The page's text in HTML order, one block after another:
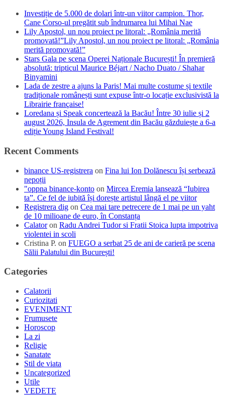
Investiție de 5.000 de dolari într-un viitor campion. Thor,
Cane Corso-ul pregătit sub îndrumarea lui Mihai Nae
Lily Apostol, un nou proiect pe litoral: „România merită
promovată!”Lily Apostol, un nou proiect pe litoral: „România
merită promovată!”
Stars Gala pe scena Operei Naționale București! În premieră
absolută: tripticul Maurice Béjart / Nacho Duato / Shahar
Binyamini
Lada de zestre a ajuns la Paris! Mai multe costume și textile
tradiționale românești sunt expuse într-o locație exclusivistă la
Librairie française!
Loredana și Speak concertează la Bacău! Între 30 iulie și 2
august 2026, Insula de Agrement din Bacău găzduiește a 6-a
ediție Young Island Festival!
Recent Comments
binance US-registrera on Fina lui Ion Dolănescu își serbează
nepoții
"oppna binance-konto on Mircea Eremia lansează “Iubirea
ta”. Ce fel de iubită își dorește artistul lângă el pe viitor
Registrera dig on Cea mai tare petrecere de 1 mai pe un yaht
de 10 milioane de euro, în Constanța
Calatoron Radu Andrei Tudor si Fratii Stoica lupta impotriva
violentei in scoli
Cristina P. on FUEGO a serbat 25 de ani de carieră pe scena
Sălii Palatului din București!
Categories
Calatorii
Curiozitati
EVENIMENT
Frumusete
Horoscop
La zi
Religie
Sanatate
Stil de viata
Uncategorized
Utile
VEDETE